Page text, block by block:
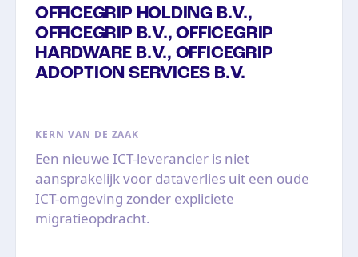
OFFICEGRIP HOLDING B.V.,
OFFICEGRIP B.V., OFFICEGRIP
HARDWARE B.V., OFFICEGRIP
ADOPTION SERVICES B.V.
KERN VAN DE ZAAK
Een nieuwe ICT-leverancier is niet
aansprakelijk voor dataverlies uit een oude
ICT-omgeving zonder expliciete
migratieopdracht.